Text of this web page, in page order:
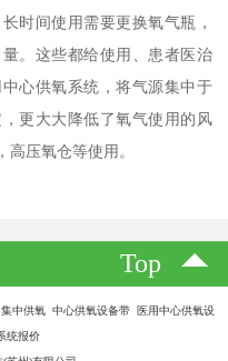
时间使用需要更换氧气瓶，
。这些都给使用、患者医治
心供氧系统，将气源集中于
更大大降低了氧气使用的风
压氧仓等使用。
Top
中供氧 中心供氧设备带 医用中心供氧设
统报价